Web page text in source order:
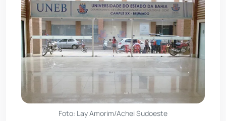
Foto: Lay Amorim/Achei Sudoeste